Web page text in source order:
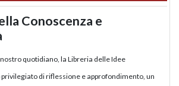
Conoscenza e
quotidiano, la Libreria delle Idee
di riflessione e approfondimento, un